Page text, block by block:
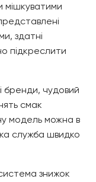
мішкуватими
здатні
підкреслити
бренди, чудовий
смак
модель можна в
служба швидко
система знижок